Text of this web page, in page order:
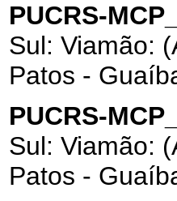
PUCRS-
Sul: Viamão:
Patos -
PUCRS-
Sul: Viamão:
Patos -